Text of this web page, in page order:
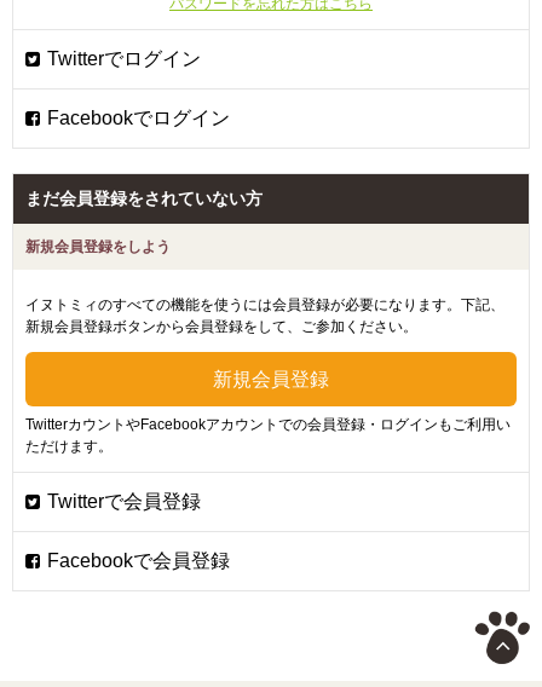
パスワードを忘れた方はこちら
まだ会員登録をされていない方
新規会員登録をしよう
イヌトミィのすべての機能を使うには会員登録が必要になります。下記、
新規会員登録ボタンから会員登録をして、ご参加ください。
TwitterカウントやFacebookアカウントでの会員登録・ログインもご利用い
ただけます。